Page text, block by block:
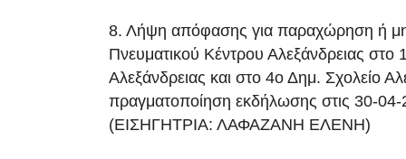
8. Λήψη απόφασης για παραχώρηση ή
Πνευματικού Κέντρου Αλεξάνδρειας στο
Αλεξάνδρειας και στο 4ο Δημ. Σχολείο
πραγματοποίηση εκδήλωσης στις 30-
(ΕΙΣΗΓΗΤΡΙΑ: ΛΑΦΑΖΑΝΗ ΕΛΕΝΗ)